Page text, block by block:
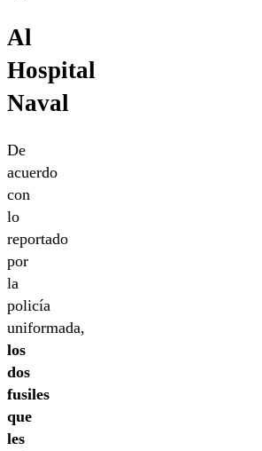
Al
Hospital
Naval
De
acuerdo
con
lo
reportado
por
la
policía
uniformada,
los
dos
fusiles
que
les